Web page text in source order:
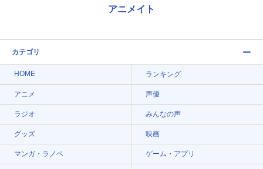
アニメイト
カテゴリ
HOME ランキング
アニメ 声優
ラジオ みんなの声
グッズ 映画
マンガ・ラノベ ゲーム・アプリ